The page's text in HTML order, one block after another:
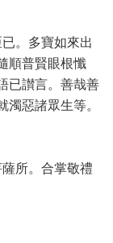
。多寶如來出
順普賢眼根懺
已讃言。善哉善
惡諸眾生等。
所。合掌敬禮